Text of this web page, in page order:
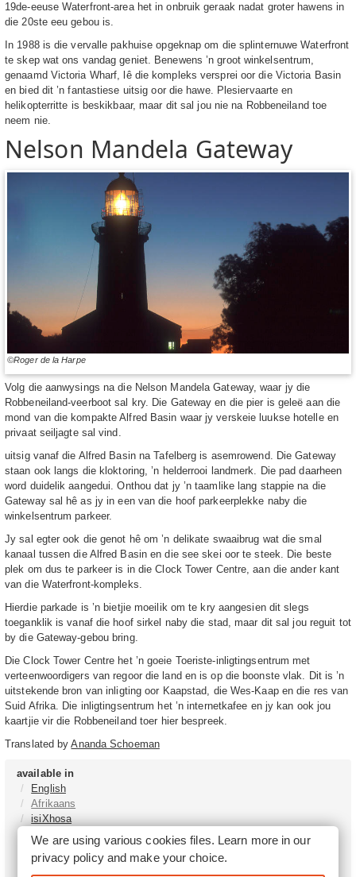
19de-eeuse Waterfront-area het in onbruik geraak nadat groter hawens in
die 20ste eeu gebou is.
In 1988 is die vervalle pakhuise opgeknap om die splinternuwe Waterfront
te skep wat ons vandag geniet. Benewens ’n groot winkelsentrum,
genaamd Victoria Wharf, lê die kompleks versprei oor die Victoria Basin
en bied dit ’n fantastiese uitsig oor die hawe. Plesiervaarte en
helikopterritte is beskikbaar, maar dit sal jou nie na Robbeneiland toe
neem nie.
Nelson Mandela Gateway
©Roger de la Harpe
Volg die aanwysings na die Nelson Mandela Gateway, waar jy die
Robbeneiland-veerboot sal kry. Die Gateway en die pier is geleë aan die
mond van die kompakte Alfred Basin waar jy verskeie luukse hotelle en
privaat seiljagte sal vind.
uitsig vanaf die Alfred Basin na Tafelberg is asemrowend. Die Gateway
staan ook langs die kloktoring, ’n helderrooi landmerk. Die pad daarheen
word duidelik aangedui. Onthou dat jy ’n taamlike lang stappie na die
Gateway sal hê as jy in een van die hoof parkeerplekke naby die
winkelsentrum parkeer.
Jy sal egter ook die genot hê om ’n delikate swaaibrug wat die smal
kanaal tussen die Alfred Basin en die see skei oor te steek. Die beste
plek om dus te parkeer is in die Clock Tower Centre, aan die ander kant
van die Waterfront-kompleks.
Hierdie parkade is ’n bietjie moeilik om te kry aangesien dit slegs
toeganklik is vanaf die hoof sirkel naby die stad, maar dit sal jou reguit tot
by die Gateway-gebou bring.
Die Clock Tower Centre het ’n goeie Toeriste-inligtingsentrum met
verteenwoordigers van regoor die land en is op die boonste vlak. Dit is ’n
uitstekende bron van inligting oor Kaapstad, die Wes-Kaap en die res van
Suid Afrika. Die inligtingsentrum het ’n internetkafee en jy kan ook jou
kaartjie vir die Robbeneiland toer hier bespreek.
Translated byAnanda Schoeman
available in
English
Afrikaans
isiXhosa
isiZulu
Tshivenḓa
We are using various cookies files. Learn more in our
privacy policyand make your choice.